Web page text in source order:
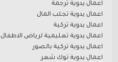
اعمال يدوية ترجمة
اعمال يدوية تجلب المال
اعمال يدوية تركية
اعمال يدوية تعليمية لرياض الاطفال
اعمال يدوية تركية بالصور
اعمال يدوية توك شعر